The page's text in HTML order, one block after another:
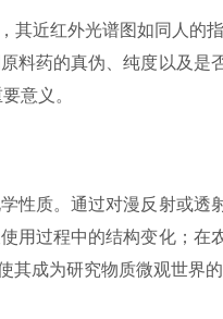
红外光谱图如同人的
药的真伪、纯度以及
意义。
质。通过对漫反射或透
过程中的结构变化；
成为研究物质微观世界的